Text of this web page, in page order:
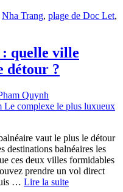
Nha Trang, plage de Doc Let,
: quelle ville
détour ?
Quynh
vaut le plus le détour
destinations balnéaires les
ces deux villes formidables
prendre un vol direct
… Lire la suite